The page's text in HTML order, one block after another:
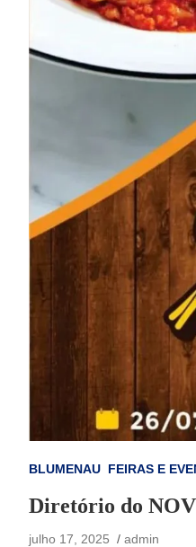
BLUMENAU FEIRAS E
Diretório do
julho 17, 2025 admin